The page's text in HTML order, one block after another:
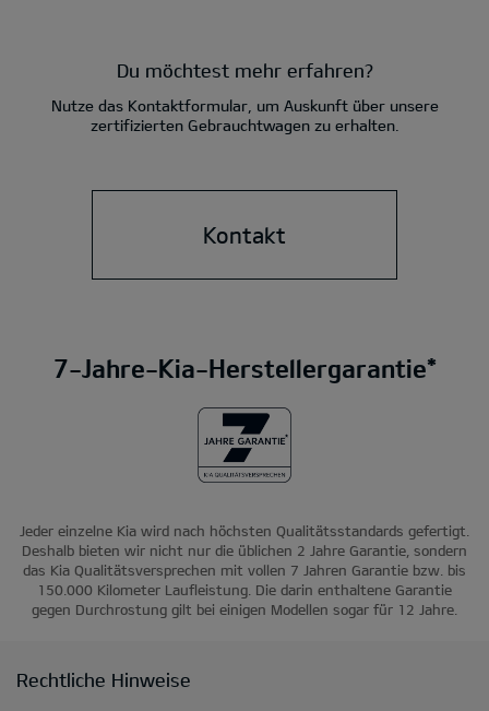
Du möchtest mehr erfahren?
Nutze das Kontaktformular, um Auskunft über unsere
zertifizierten Gebrauchtwagen zu erhalten.
Kontakt
7-Jahre-Kia-Herstellergarantie*
Jeder einzelne Kia wird nach höchsten Qualitätsstandards gefertigt.
Deshalb bieten wir nicht nur die üblichen 2 Jahre Garantie, sondern
das Kia Qualitätsversprechen mit vollen 7 Jahren Garantie bzw. bis
150.000 Kilometer Laufleistung. Die darin enthaltene Garantie
gegen Durchrostung gilt bei einigen Modellen sogar für 12 Jahre.
Rechtliche Hinweise